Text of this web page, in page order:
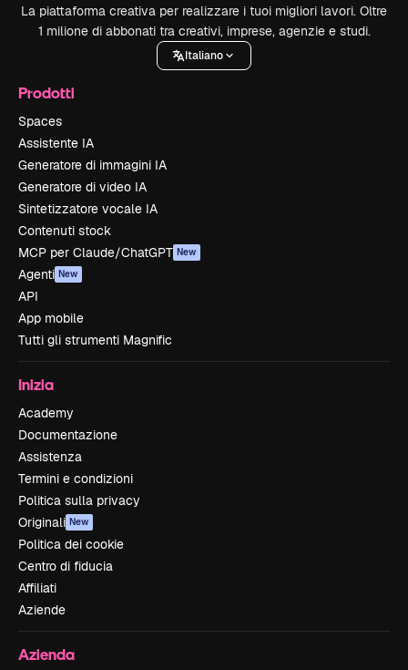
La piattaforma creativa per realizzare i tuoi migliori lavori. Oltre
1 milione di abbonati tra creativi, imprese, agenzie e studi.
Italiano
Prodotti
Spaces
Assistente IA
Generatore di immagini IA
Generatore di video IA
Sintetizzatore vocale IA
Contenuti stock
MCP per Claude/ChatGPT New
Agenti New
API
App mobile
Tutti gli strumenti Magnific
Inizia
Academy
Documentazione
Assistenza
Termini e condizioni
Politica sulla privacy
Originali New
Politica dei cookie
Centro di fiducia
Affiliati
Aziende
Azienda